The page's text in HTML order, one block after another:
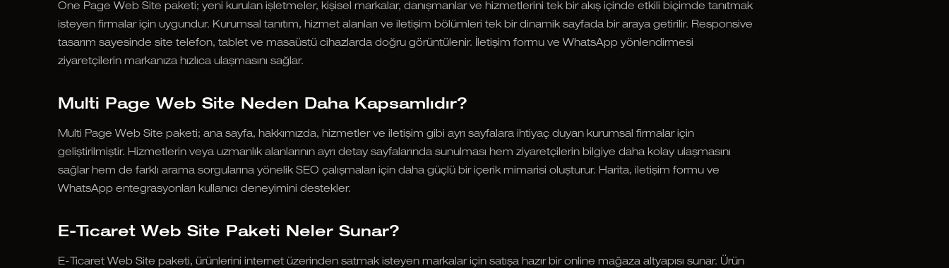
One Page Web Site paketi; yeni kurulan işletmeler, kişisel markalar, danışmanlar ve hizmetlerini tek bir akış içinde etkili biçimde tanıtmak
isteyen firmalar için uygundur. Kurumsal tanıtım, hizmet alanları ve iletişim bölümleri tek bir dinamik sayfada bir araya getirilir. Responsive
tasarım sayesinde site telefon, tablet ve masaüstü cihazlarda doğru görüntülenir. İletişim formu ve WhatsApp yönlendirmesi
ziyaretçilerin markanıza hızlıca ulaşmasını sağlar.
Multi Page Web Site Neden Daha Kapsamlıdır?
Multi Page Web Site paketi; ana sayfa, hakkımızda, hizmetler ve iletişim gibi ayrı sayfalara ihtiyaç duyan kurumsal firmalar için
geliştirilmiştir. Hizmetlerin veya uzmanlık alanlarının ayrı detay sayfalarında sunulması hem ziyaretçilerin bilgiye daha kolay ulaşmasını
sağlar hem de farklı arama sorgularına yönelik SEO çalışmaları için daha güçlü bir içerik mimarisi oluşturur. Harita, iletişim formu ve
WhatsApp entegrasyonları kullanıcı deneyimini destekler.
E-Ticaret Web Site Paketi Neler Sunar?
E-Ticaret Web Site paketi, ürünlerini internet üzerinden satmak isteyen markalar için satışa hazır bir online mağaza altyapısı sunar. Ürün